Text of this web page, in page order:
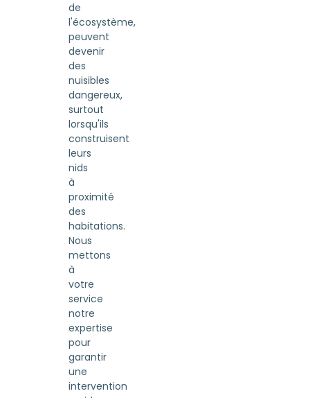
de
l'écosystème,
peuvent
devenir
des
nuisibles
dangereux,
surtout
lorsqu'ils
construisent
leurs
nids
à
proximité
des
habitations.
Nous
mettons
à
votre
service
notre
expertise
pour
garantir
une
intervention